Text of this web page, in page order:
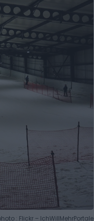
: Flickr – IchWillMehrPortale